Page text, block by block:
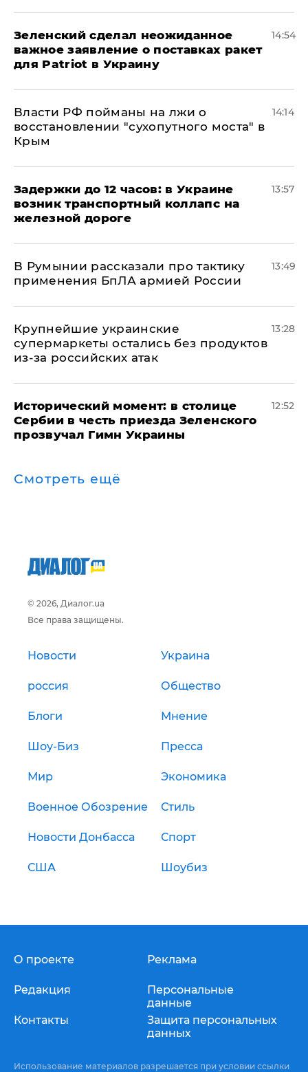
Зеленский сделал неожиданное
важное заявление о поставках ракет
для Patriot в Украину
14:54
Власти РФ пойманы на лжи о
восстановлении "сухопутного моста" в
Крым
14:14
Задержки до 12 часов: в Украине
возник транспортный коллапс на
железной дороге
13:57
В Румынии рассказали про тактику
применения БпЛА армией России
13:49
Крупнейшие украинские
супермаркеты остались без продуктов
из-за российских атак
13:28
Исторический момент: в столице
Сербии в честь приезда Зеленского
прозвучал Гимн Украины
12:52
Смотреть ещё
© 2026, Диалог.ua
Все права защищены.
Новости Украина
россия Общество
Блоги Мнение
Шоу-Биз Пресса
Мир Экономика
Военное Обозрение Стиль
Новости Донбасса Спорт
США Шоубиз
О проекте
Редакция
Контакты
Реклама
Персональные
данные
Защита персональных
данных
Использование материалов разрешается при условии ссылки